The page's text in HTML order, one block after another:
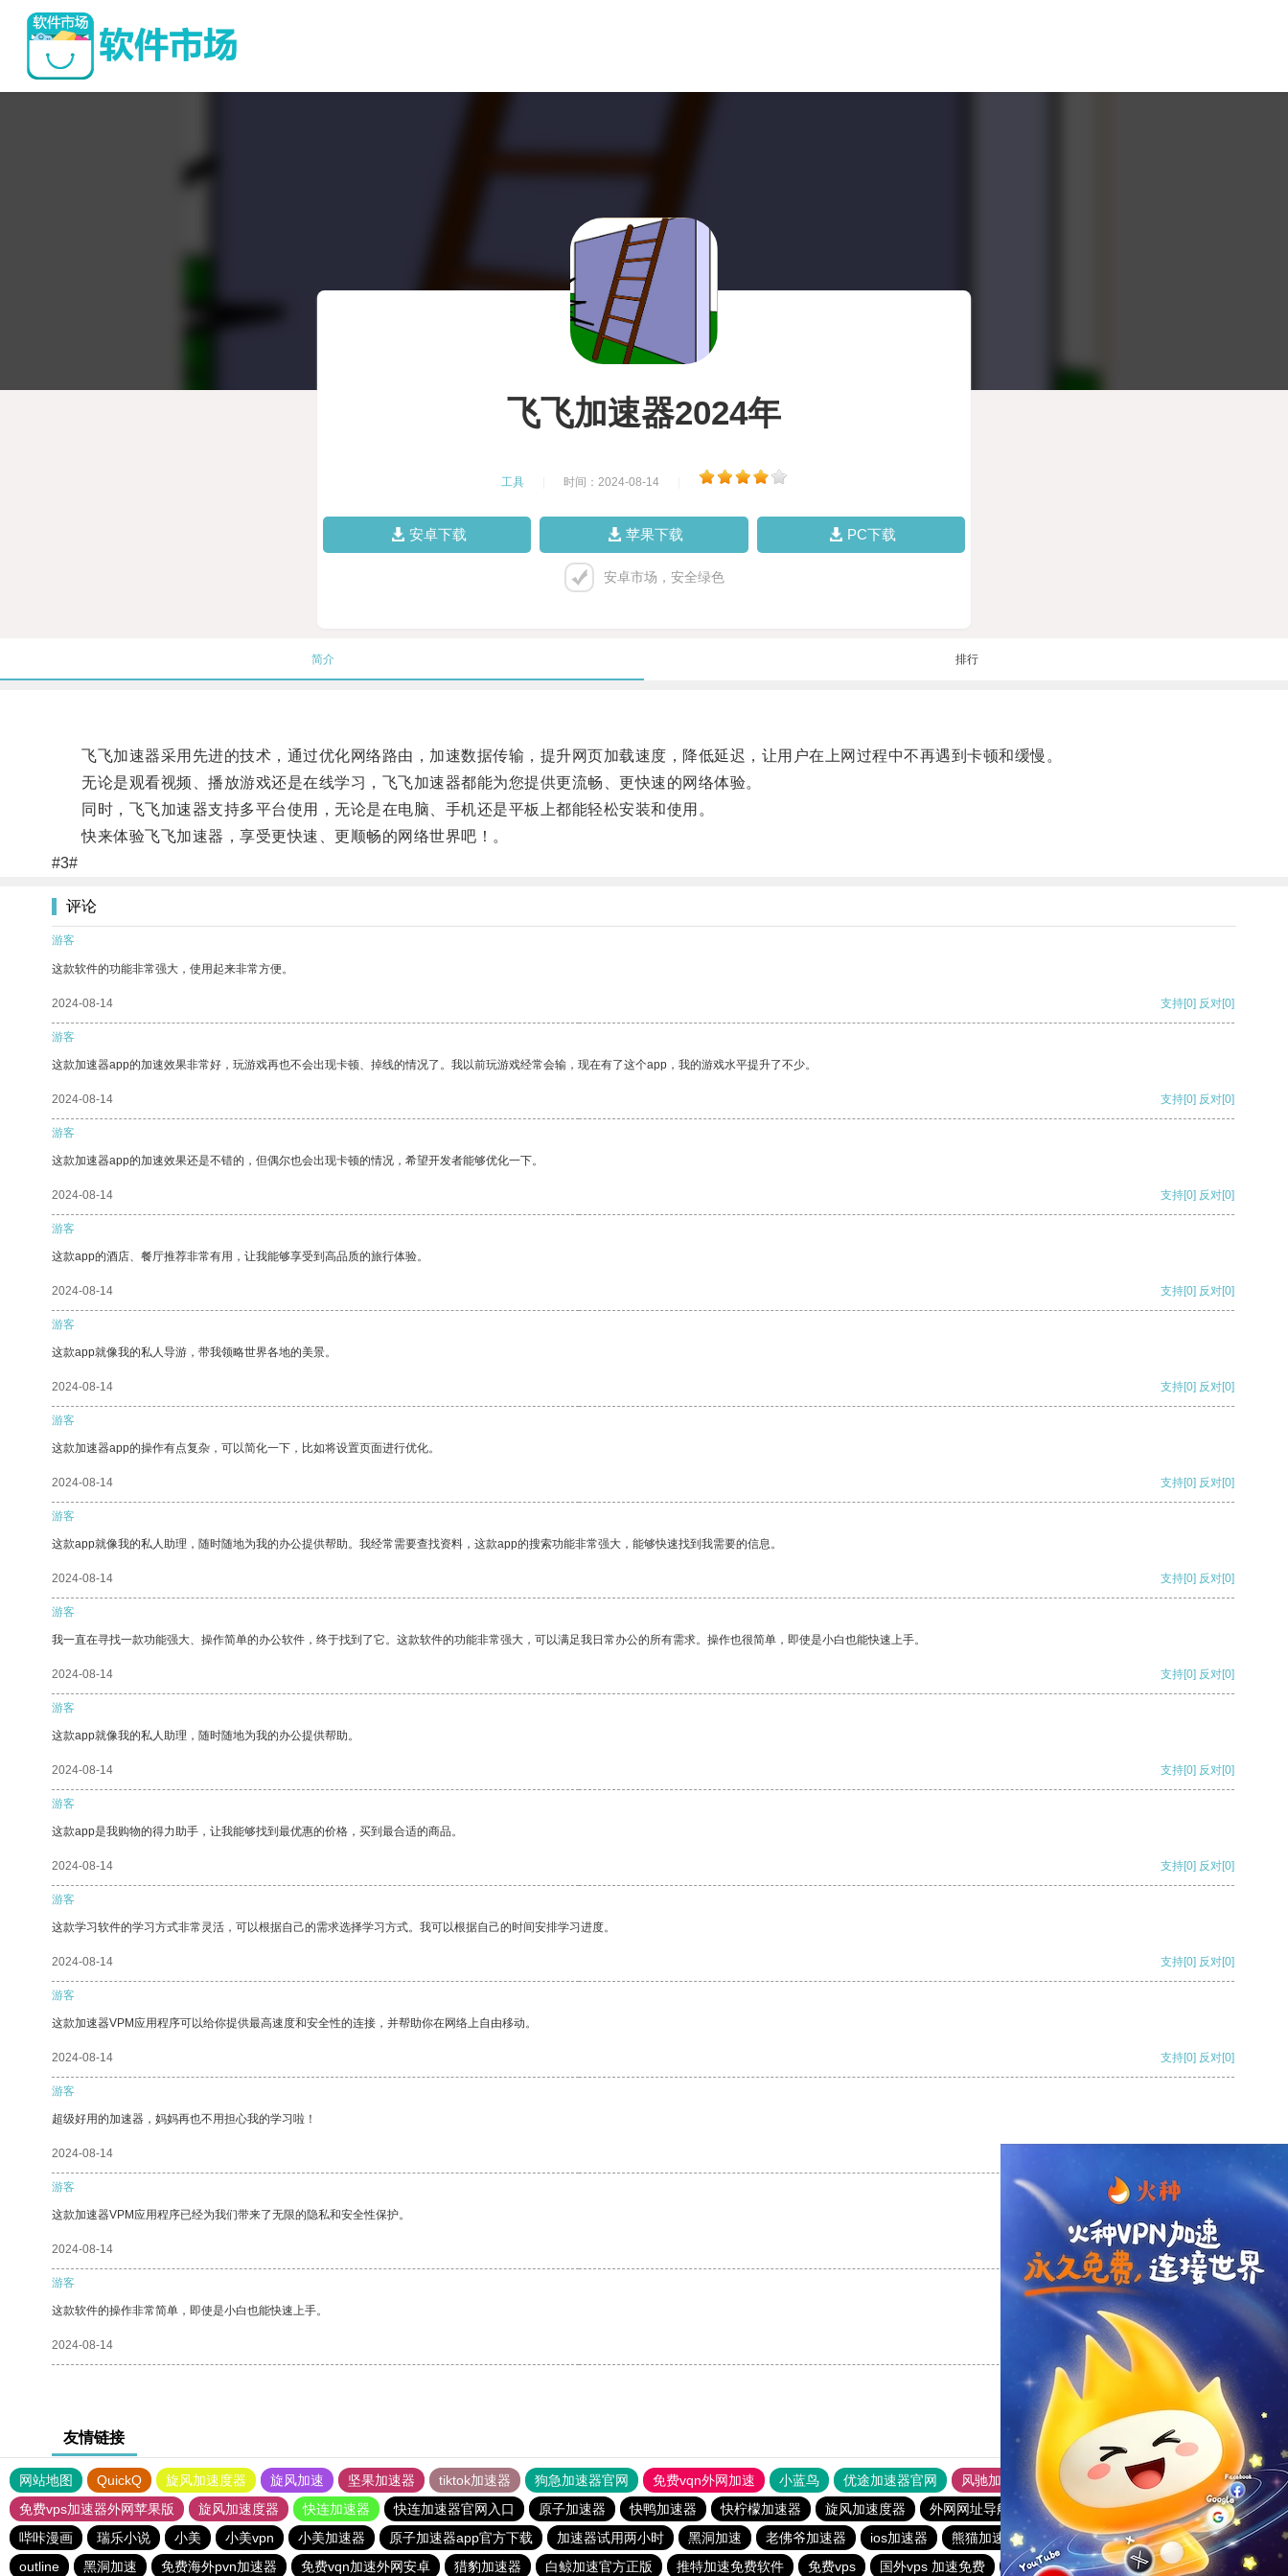
飞飞加速器2024年
工具 时间：2024-08-14
安卓下载 苹果下载 PC下载
安卓市场，安全绿色
简介 排行
飞飞加速器采用先进的技术，通过优化网络路由，加速数据传输，提升网页加载速度，降低延迟，让用户在上网过程中不再遇到卡顿和缓慢。
无论是观看视频、播放游戏还是在线学习，飞飞加速器都能为您提供更流畅、更快速的网络体验。
同时，飞飞加速器支持多平台使用，无论是在电脑、手机还是平板上都能轻松安装和使用。
快来体验飞飞加速器，享受更快速、更顺畅的网络世界吧！。
#3#
评论
游客
这款软件的功能非常强大，使用起来非常方便。
2024-08-14 支持[0] 反对[0]
游客
这款加速器app的加速效果非常好，玩游戏再也不会出现卡顿、掉线的情况了。我以前玩游戏经常会输，现在有了这个app，我的游戏水平提升了不少。
2024-08-14 支持[0] 反对[0]
游客
这款加速器app的加速效果还是不错的，但偶尔也会出现卡顿的情况，希望开发者能够优化一下。
2024-08-14 支持[0] 反对[0]
游客
这款app的酒店、餐厅推荐非常有用，让我能够享受到高品质的旅行体验。
2024-08-14 支持[0] 反对[0]
游客
这款app就像我的私人导游，带我领略世界各地的美景。
2024-08-14 支持[0] 反对[0]
游客
这款加速器app的操作有点复杂，可以简化一下，比如将设置页面进行优化。
2024-08-14 支持[0] 反对[0]
游客
这款app就像我的私人助理，随时随地为我的办公提供帮助。我经常需要查找资料，这款app的搜索功能非常强大，能够快速找到我需要的信息。
2024-08-14 支持[0] 反对[0]
游客
我一直在寻找一款功能强大、操作简单的办公软件，终于找到了它。这款软件的功能非常强大，可以满足我日常办公的所有需求。操作也很简单，即使是小白也能快速上手。
2024-08-14 支持[0] 反对[0]
游客
这款app就像我的私人助理，随时随地为我的办公提供帮助。
2024-08-14 支持[0] 反对[0]
游客
这款app是我购物的得力助手，让我能够找到最优惠的价格，买到最合适的商品。
2024-08-14 支持[0] 反对[0]
游客
这款学习软件的学习方式非常灵活，可以根据自己的需求选择学习方式。我可以根据自己的时间安排学习进度。
2024-08-14 支持[0] 反对[0]
游客
这款加速器VPM应用程序可以给你提供最高速度和安全性的连接，并帮助你在网络上自由移动。
2024-08-14 支持[0] 反对[0]
游客
超级好用的加速器，妈妈再也不用担心我的学习啦！
2024-08-14
游客
这款加速器VPM应用程序已经为我们带来了无限的隐私和安全性保护。
2024-08-14 支持 [0] 反对 [0]
游客
这款软件的操作非常简单，即使是小白也能快速上手。
2024-08-14 支持
友情链接
网站地图 QuickQ 旋风加速度器 旋风加速 坚果加速器 tiktok加速器 狗急加速器官网 免费vqn外网加速 小蓝鸟 优途加速器官网 风驰加速器
旋风加速器
免费vps加速器外网苹果版
旋风加速度器 快连加速器 快连加速器官网入口 原子加速器 快鸭加速器 快柠檬加速器 旋风加速度器 外网网址导航 软件中心 雷霆加速
狂飙加速器
哔咔漫画
瑞乐小说 小美 小美vpn 小美加速器 原子加速器app官方下载 加速器试用两小时 黑洞加速 老佛爷加速器 ios加速器 熊猫加速器 盘古加速器
原子加速器
outline
黑洞加速 免费海外pvn加速器 免费vqn加速外网安卓 猎豹加速器 白鲸加速官方正版 推特加速免费软件 免费vps 国外vps 加速免费 老王vp官网 加速器梯子推荐